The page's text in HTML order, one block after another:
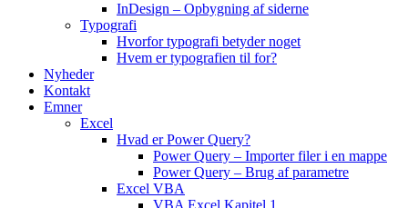
InDesign – Opbygning af siderne
Typografi
Hvorfor typografi betyder noget
Hvem er typografien til for?
Nyheder
Kontakt
Emner
Excel
Hvad er Power Query?
Power Query – Importer filer i en mappe
Power Query – Brug af parametre
Excel VBA
VBA Excel Kapitel 1